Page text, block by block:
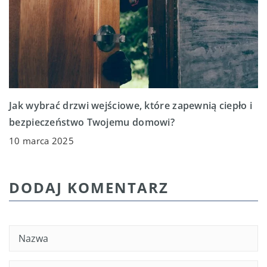
Jak wybrać drzwi wejściowe, które zapewnią ciepło i
bezpieczeństwo Twojemu domowi?
10 marca 2025
DODAJ KOMENTARZ